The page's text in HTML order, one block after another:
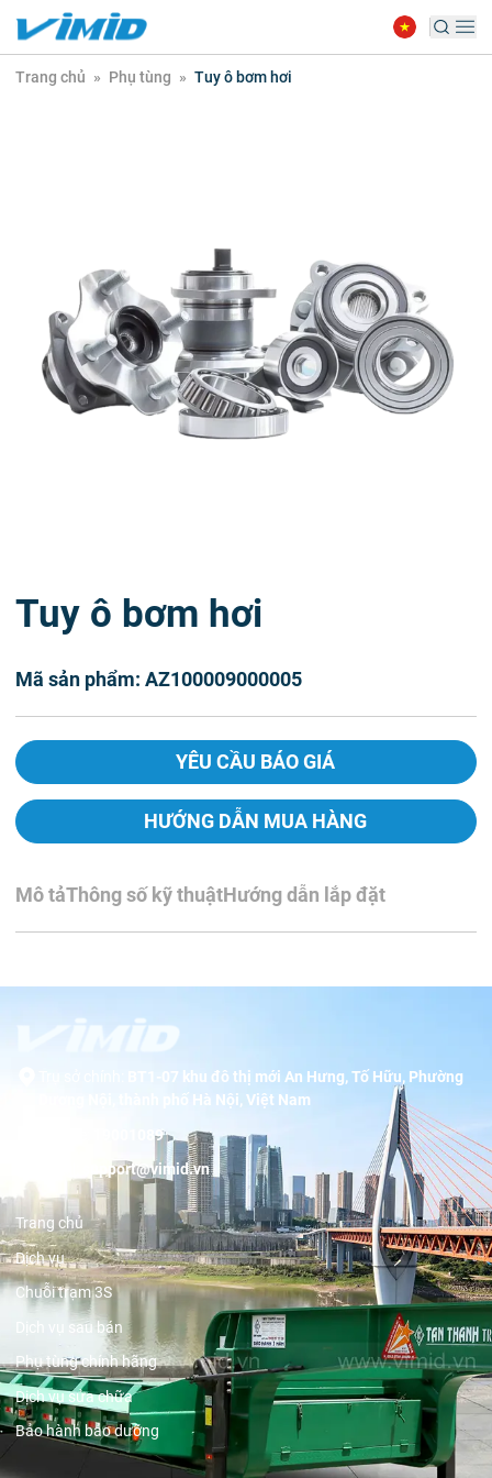
Trang chủ » Phụ tùng » Tuy ô bơm hơi
Tuy ô bơm hơi
Mã sản phẩm: AZ100009000005
YÊU CẦU BÁO GIÁ
HƯỚNG DẪN MUA HÀNG
Mô tảThông số kỹ thuậtHướng dẫn lắp đặt
BT1-07 khu đô thị mới An Hưng, Tố Hữu, Phường
Dương Nội, thành phố Hà Nội, Việt Nam
19001089
support@vimid.vn
Trang chủ
Dịch vụ
Chuỗi trạm 3S
Dịch vụ sau bán
Phụ tùng chính hãng
Dịch vụ sửa chữa
Bảo hành bảo dưỡng